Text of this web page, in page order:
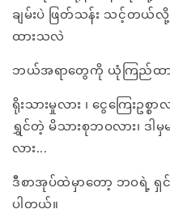
ချမ်းပဲ ဖြတ်သန်း သင့်တ
ထားသလဲ
ဘယ်အရာတွေကို ယုံကြည်ထ
ရိုးသားမှုလား ၊ ငွေကြေးဥစ္စ
ရွှင်တဲ့ မိသားစုဘဝလား၊
လား...
ဒီစာအုပ်ထဲမှာတော့ ဘဝရဲ့ ရှင်
ပါတယ်။